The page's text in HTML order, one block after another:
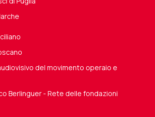
del movimento operaio e
Berlinguer - Rete delle fondazioni